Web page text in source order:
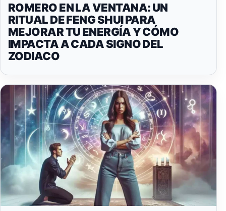
ROMERO EN LA VENTANA: UN
RITUAL DE FENG SHUI PARA
MEJORAR TU ENERGÍA Y CÓMO
IMPACTA A CADA SIGNO DEL
ZODIACO